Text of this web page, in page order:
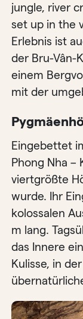
jungle, river
set up in the
Erlebnis ist
der Bru-Vân-
einem
mit der
Eingebettet
Phong Nha –
viertgrößte
wurde. Ihr
kolossalen
m lang.
das Innere
Kulisse, in